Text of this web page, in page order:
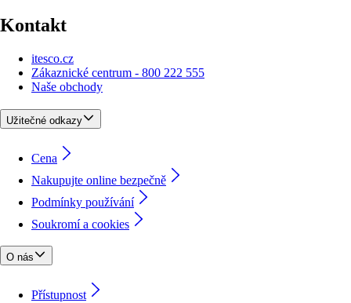
Kontakt
itesco.cz
Zákaznické centrum - 800 222 555
Naše obchody
Užitečné odkazy
Cena
Nakupujte online bezpečně
Podmínky používání
Soukromí a cookies
O nás
Přístupnost